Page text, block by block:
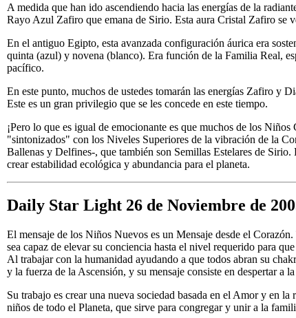
A medida que han ido ascendiendo hacia las energías de la
Rayo Azul Zafiro que emana de Sirio. Esta aura Cristal Zafiro se
En el antiguo Egipto, esta avanzada configuración áurica era
quinta (azul) y novena (blanco). Era función de la Familia Real,
pacífico.
En este punto, muchos de ustedes tomarán las energías Zafiro y
Este es un gran privilegio que se les concede en este tiempo.
¡Pero lo que es igual de emocionante es que muchos de los
"sintonizados" con los Niveles Superiores de la vibración de la
Ballenas y Delfines-, que también son Semillas Estelares de
crear estabilidad ecológica y abundancia para el planeta.
Daily Star Light 26 de Noviembre de
El mensaje de los Niños Nuevos es un Mensaje desde el
sea capaz de elevar su conciencia hasta el nivel requerido para
Al trabajar con la humanidad ayudando a que todos abran su
y la fuerza de la Ascensión, y su mensaje consiste en despertar
Su trabajo es crear una nueva sociedad basada en el Amor y en
niños de todo el Planeta, que sirve para congregar y unir a la